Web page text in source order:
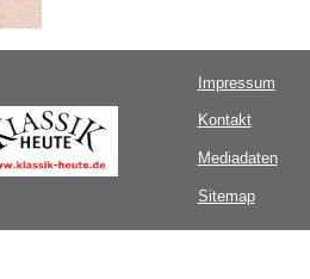
Impressum
Kontakt
Mediadaten
Sitemap